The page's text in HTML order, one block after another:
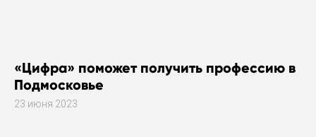
«Цифра» поможет получить профессию в
Подмосковье
23 июня 2023